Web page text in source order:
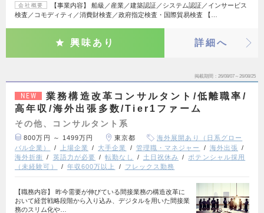
会社概要
【事業内容】 船級／産業／建築認証／システム認証／インサービス
検査／コモディティ／消費財検査／政府指定検査・国際貿易検査 【…
興味あり 詳細へ
掲載期間 26/08/07～26/08/25
NEW
業務構造改革コンサルタント/低離職率/
高年収/海外出張多数/Tier1ファーム
その他、コンサルタント系
800万円 ～ 1499万円 東京都
海外展開あり（日系グロー
バル企業）
上場企業 大手企業 管理職・マネジャー
海外出張
海外折衝
英語力が必要 転勤なし 土日祝休み
ポテンシャル採用
（未経験可）
年収600万以上 フレックス勤務
【職務内容】 昨今需要が伸びている間接業務の構造改革に
おいて経営戦略段階から入り込み、デジタルを用いた間接業
務のスリム化や…